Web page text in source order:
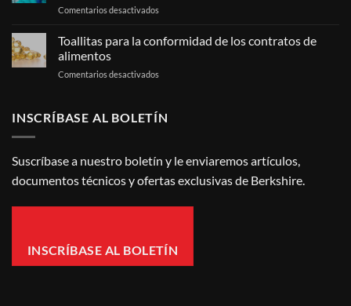
para
limpias?
Comentarios desactivados
permitirse
celulares
sala
Toallitas para la conformidad de los contratos de
alimentos
Comentarios desactivados
la
contratos
de
INSCRÍBASE AL BOLETÍN
Suscríbase a nuestro boletín y le enviaremos artículos,
documentos técnicos y ofertas exclusivas de Berkshire.
INSCRÍBASE AL BOLETÍN